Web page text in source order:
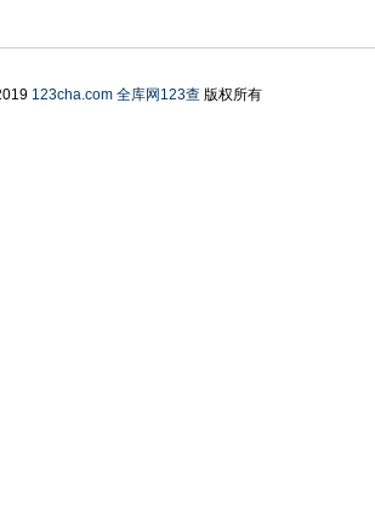
123cha.com 全库网123查版权所有